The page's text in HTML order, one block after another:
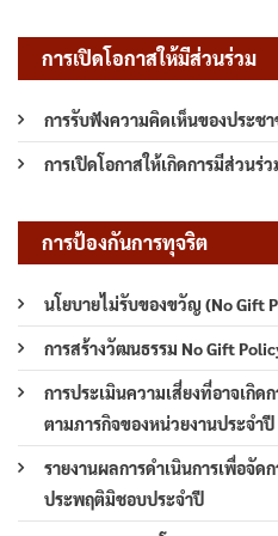
การเปิดโอกาสให้มีส่วนร่วม
การรับฟังความคิดเห็นของประช
การเปิดโอกาสให้เกิดการมีส่วนร่ว
การป้องกันการทุจริต
นโยบายไม่รับของขวัญ (No Gift
การสร้างวัฒนธรรม No Gift
การประเมินความเสี่ยงที่อาจเกิด
ตามภารกิจของหน่วยงานประจำปี
รายงานผลการดำเนินการเพื่อจัด
ประพฤติมิชอบประจำปี